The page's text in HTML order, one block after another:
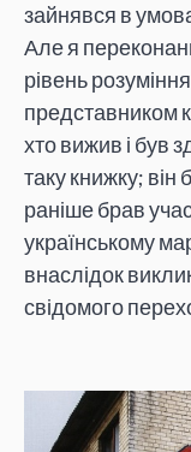
зайнявся в
Але я
рівень
представником
хто вижив і був
таку книжку; він
раніше брав
українському
внаслідок
свідомого